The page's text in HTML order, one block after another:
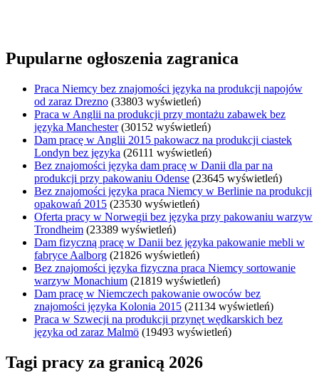
Pupularne ogłoszenia zagranica
Praca Niemcy bez znajomości języka na produkcji napojów
od zaraz Drezno (33803 wyświetleń)
Praca w Anglii na produkcji przy montażu zabawek bez
języka Manchester(30152 wyświetleń)
Dam pracę w Anglii 2015 pakowacz na produkcji ciastek
Londyn bez języka (26111 wyświetleń)
Bez znajomości języka dam pracę w Danii dla par na
produkcji przy pakowaniu Odense (23645 wyświetleń)
Bez znajomości języka praca Niemcy w Berlinie na produkcji
opakowań 2015 (23530 wyświetleń)
Oferta pracy w Norwegii bez języka przy pakowaniu warzyw
Trondheim (23389 wyświetleń)
Dam fizyczną pracę w Danii bez języka pakowanie mebli w
fabryce Aalborg (21826 wyświetleń)
Bez znajomości języka fizyczna praca Niemcy sortowanie
warzyw Monachium (21819 wyświetleń)
Dam pracę w Niemczech pakowanie owoców bez
znajomości języka Kolonia 2015 (21134 wyświetleń)
Praca w Szwecji na produkcji przynęt wędkarskich bez
języka od zaraz Malmö (19493 wyświetleń)
Tagi pracy za granicą 2026